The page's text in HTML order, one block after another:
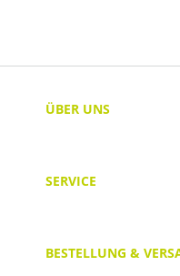
ÜBER UNS
SERVICE
BESTELLUNG &